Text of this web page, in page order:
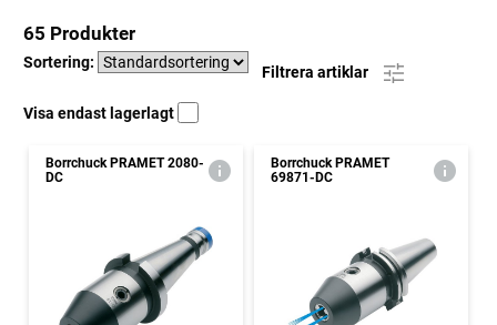
65 Produkter
Sortering:
Filtrera artiklar
Visa endast lagerlagt
Borrchuck PRAMET 2080-
DC
Borrchuck PRAMET
69871-DC